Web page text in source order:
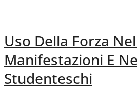
Uso Della Forza
Manifestazioni E
Studenteschi